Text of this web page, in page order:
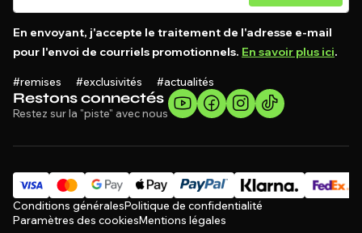
Restons connectés
Restez sur la "piste" avec nous
En envoyant, j'accepte le traitement de l'adresse e-mail
pour l'envoi de courriels promotionnels. En savoir plus ici.
#remises #exclusivités #actualités
Conditions généralesPolitique de confidentialité
Paramètres des cookiesMentions légales